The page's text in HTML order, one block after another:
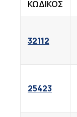
ΚΩΔΙΚΟΣ
32112
25423